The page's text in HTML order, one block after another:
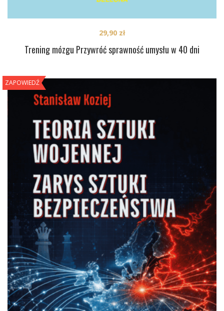
Trening mózgu Przywróć sprawność umysłu w 40 dni
29,90 zł
ZAPOWIEDŹ